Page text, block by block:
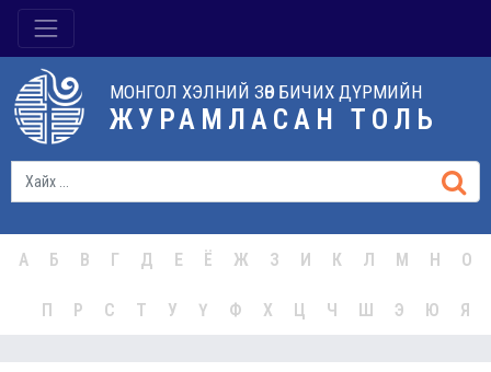
МОНГОЛ ХЭЛНИЙ ЗӨВ БИЧИХ ДҮРМИЙН
ЖУРАМЛАСАН ТОЛЬ
А Б В Г Д Е Ё Ж З И К Л М Н О
П Р С Т У Ү Ф Х Ц Ч Ш Э Ю Я